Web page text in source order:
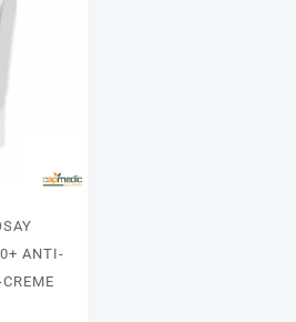
ANTI-